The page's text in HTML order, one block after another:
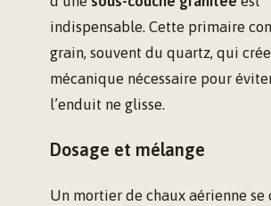
indispensable. Cette primaire
grain, souvent du quartz, qui crée
mécanique nécessaire pour
l’enduit ne glisse.
Dosage et mélange
Un mortier de chaux aérienne se